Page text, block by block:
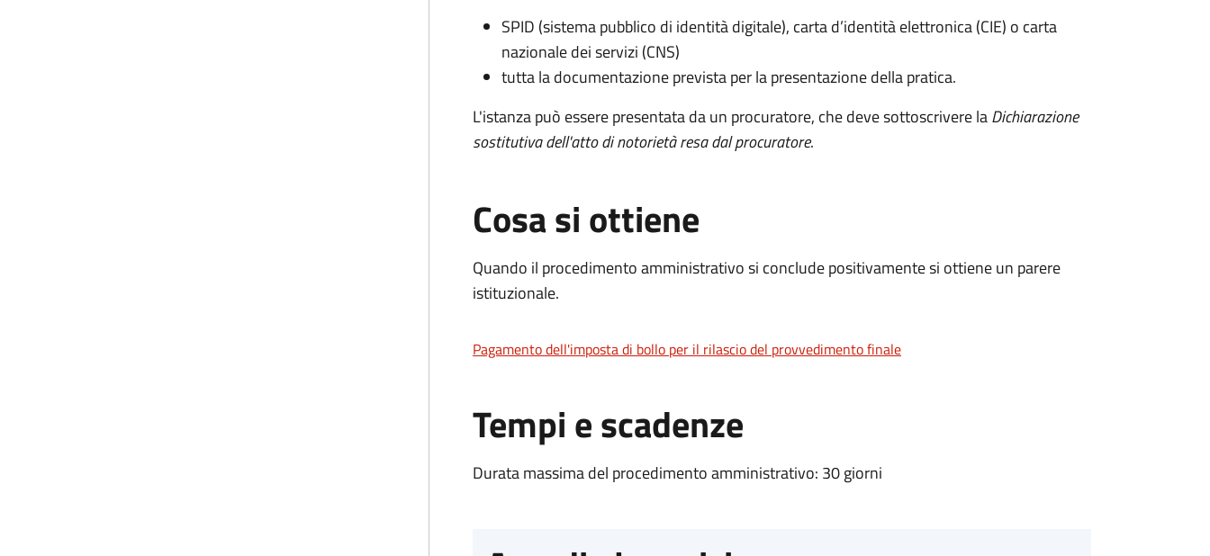
SPID (sistema pubblico di identità digitale), carta d’identità elettronica (CIE) o carta
nazionale dei servizi (CNS)
tutta la documentazione prevista per la presentazione della pratica.
L'istanza può essere presentata da un procuratore, che deve sottoscrivere laDichiarazione
sostitutiva dell'atto di notorietà resa dal procuratore.
Cosa si ottiene
Quando il procedimento amministrativo si conclude positivamente si ottiene un parere
istituzionale.
Pagamento dell'imposta di bollo per il rilascio del provvedimento finale
Tempi e scadenze
Durata massima del procedimento amministrativo: 30 giorni